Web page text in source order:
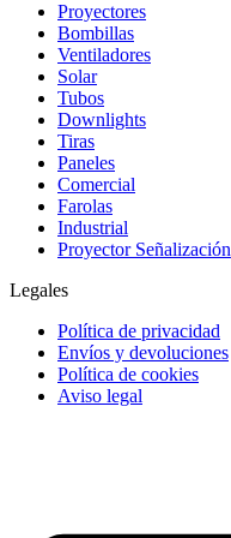
Proyectores
Bombillas
Ventiladores
Solar
Tubos
Downlights
Tiras
Paneles
Comercial
Farolas
Industrial
Proyector Señalización
Legales
Política de privacidad
Envíos y devoluciones
Política de cookies
Aviso legal